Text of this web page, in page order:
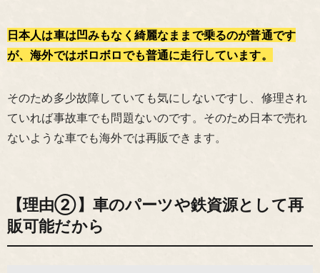
日本人は車は凹みもなく綺麗なままで乗るのが普通です
が、海外ではボロボロでも普通に走行しています。
そのため多少故障していても気にしないですし、修理され
ていれば事故車でも問題ないのです。そのため日本で売れ
ないような車でも海外では再販できます。
【理由②】車のパーツや鉄資源として再
販可能だから